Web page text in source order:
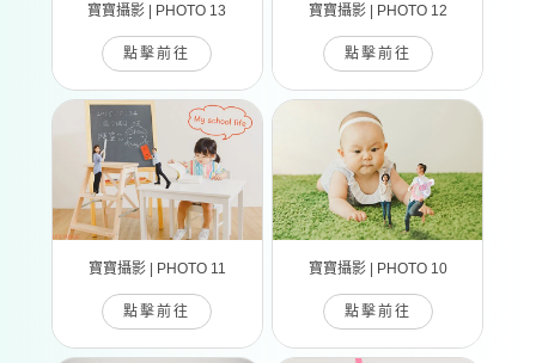
寶寶攝影 | PHOTO 13
點擊前往
寶寶攝影 | PHOTO 12
點擊前往
寶寶攝影 | PHOTO 11
點擊前往
寶寶攝影 | PHOTO 10
點擊前往